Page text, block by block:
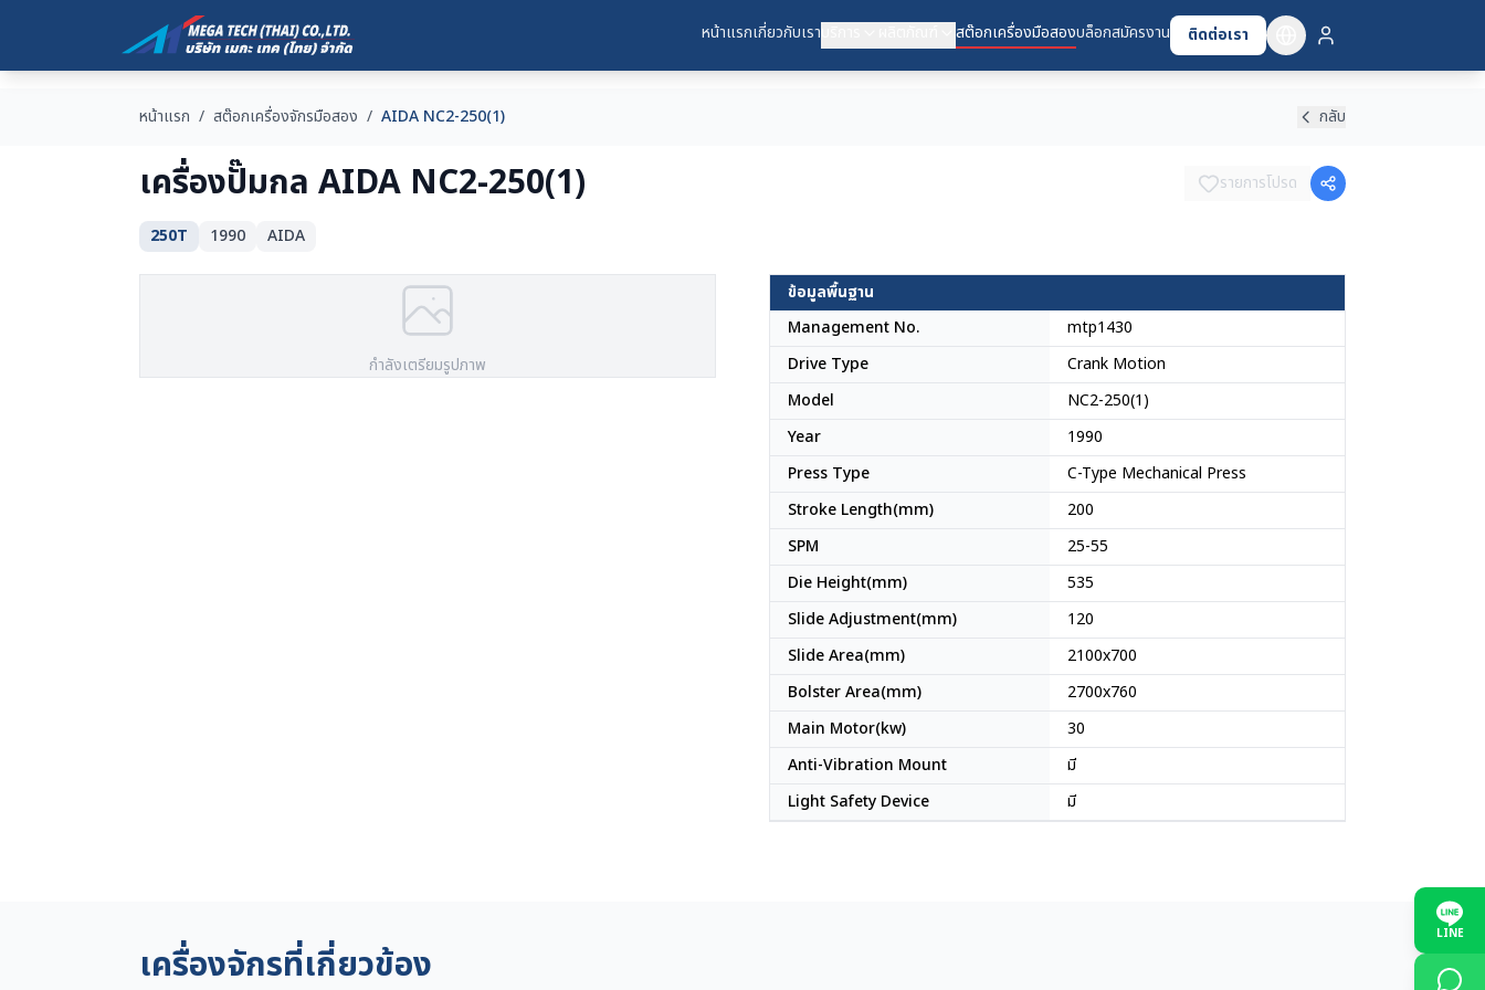
หน้าแรกเกี่ยวกับเรา สต๊อกเครื่องมือสองบล็อกสมัครงาน ติดต่อเรา
หน้าแรก / สต๊อกเครื่องจักรมือสอง / AIDA NC2-250(1) กลับ
เครื่องปั๊มกล AIDA NC2-250(1) รายการโปรด
250T 1990 AIDA
กำลังเตรียมรูปภาพ
ข้อมูลพื้นฐาน
Management No.
mtp1430
Drive Type
Crank Motion
Model
NC2-250(1)
Year
1990
Press Type
C-Type Mechanical Press
Stroke Length(mm)
200
SPM
25-55
Die Height(mm)
535
Slide Adjustment(mm)
120
Slide Area(mm)
2100x700
Bolster Area(mm)
2700x760
Main Motor(kw)
30
Anti-Vibration Mount
มี
Light Safety Device
มี
เครื่องจักรที่เกี่ยวข้อง
LINE